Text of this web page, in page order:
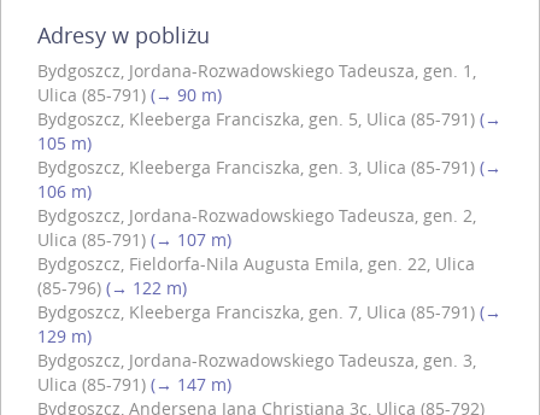
Adresy w pobliżu
Bydgoszcz, Jordana-Rozwadowskiego Tadeusza, gen. 1,
Ulica (85-791) (→ 90 m)
Bydgoszcz, Kleeberga Franciszka, gen. 5, Ulica (85-791) (→
105 m)
Bydgoszcz, Kleeberga Franciszka, gen. 3, Ulica (85-791) (→
106 m)
Bydgoszcz, Jordana-Rozwadowskiego Tadeusza, gen. 2,
Ulica (85-791) (→ 107 m)
Bydgoszcz, Fieldorfa-Nila Augusta Emila, gen. 22, Ulica
(85-796) (→ 122 m)
Bydgoszcz, Kleeberga Franciszka, gen. 7, Ulica (85-791) (→
129 m)
Bydgoszcz, Jordana-Rozwadowskiego Tadeusza, gen. 3,
Ulica (85-791) (→ 147 m)
Bydgoszcz, Andersena Jana Christiana 3c, Ulica (85-792)